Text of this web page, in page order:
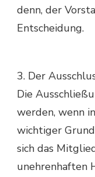
denn, der
Entscheidung.
3. Der
Die
werden, wenn
wichtiger
sich das
unehrenhaften